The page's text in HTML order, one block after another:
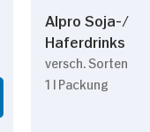
Alpro Soja-/
Haferdrinks
versch. Sorten
1 l Packung